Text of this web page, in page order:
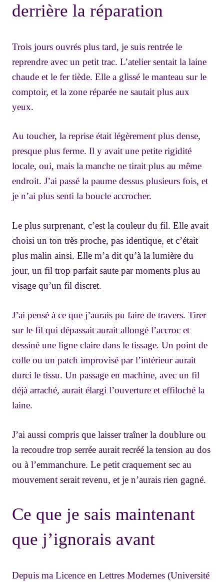
derrière la réparation
Trois jours ouvrés plus tard, je suis rentrée le
reprendre avec un petit trac. L’atelier sentait la laine
chaude et le fer tiède. Elle a glissé le manteau sur le
comptoir, et la zone réparée ne sautait plus aux
yeux.
Au toucher, la reprise était légèrement plus dense,
presque plus ferme. Il y avait une petite rigidité
locale, oui, mais la manche ne tirait plus au même
endroit. J’ai passé la paume dessus plusieurs fois, et
je n’ai plus senti la boucle accrocher.
Le plus surprenant, c’est la couleur du fil. Elle avait
choisi un ton très proche, pas identique, et c’était
plus malin ainsi. Elle m’a dit qu’à la lumière du
jour, un fil trop parfait saute par moments plus au
visage qu’un fil discret.
J’ai pensé à ce que j’aurais pu faire de travers. Tirer
sur le fil qui dépassait aurait allongé l’accroc et
dessiné une ligne claire dans le tissage. Un point de
colle ou un patch improvisé par l’intérieur aurait
durci le tissu. Un passage en machine, avec un fil
déjà arraché, aurait élargi l’ouverture et effiloché la
laine.
J’ai aussi compris que laisser traîner la doublure ou
la recoudre trop serrée aurait recréé la tension au dos
ou à l’emmanchure. Le petit craquement sec au
mouvement serait revenu, et je n’aurais rien gagné.
Ce que je sais maintenant
que j’ignorais avant
Depuis ma Licence en Lettres Modernes (Université